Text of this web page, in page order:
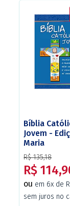
Bíblia
Jovem -
Maria
R$ 135,18
R$
ou em 6x de
sem juros no